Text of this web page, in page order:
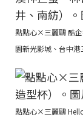
點點心×三麗鷗 酷
園新光影城、台中
點點心×三麗鷗